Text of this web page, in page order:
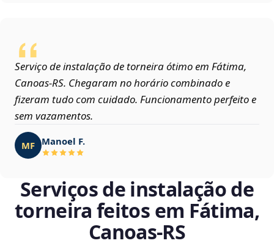
Serviço de instalação de torneira ótimo em Fátima,
Canoas‑RS. Chegaram no horário combinado e
fizeram tudo com cuidado. Funcionamento perfeito e
sem vazamentos.
MF Manoel F.
Serviços de instalação de
torneira feitos em Fátima,
Canoas‑RS